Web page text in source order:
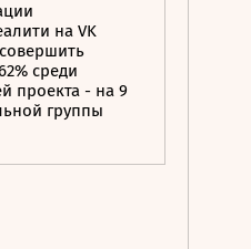
на VK
среди
проекта - на 9
группы